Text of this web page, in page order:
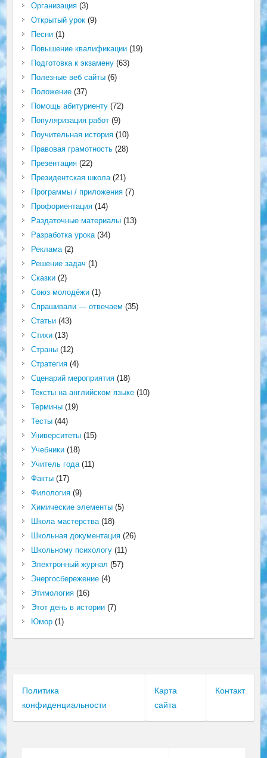
Организация(3)
Открытый урок(9)
Песни(1)
Повышение квалификации(19)
Подготовка к экзамену(63)
Полезные веб сайты(6)
Положение(37)
Помощь абитуриенту(72)
Популяризация работ(9)
Поучительная история(10)
Правовая грамотность(28)
Презентация(22)
Президентская школа(21)
Программы / приложения(7)
Профориентация(14)
Раздаточные материалы(13)
Разработка урока(34)
Реклама(2)
Решение задач (1)
Сказки(2)
Союз молодёжи(1)
Спрашивали — отвечаем (35)
Статьи(43)
Стихи(13)
Страны(12)
Стратегия(4)
Сценарий мероприятия(18)
Тексты на английском языке(10)
Термины(19)
Тесты(44)
Университеты(15)
Учебники(18)
Учитель года(11)
Факты(17)
Филология(9)
Химические элементы(5)
Школа мастерства(18)
Школьная документация(26)
Школьному психологу(11)
Электронный журнал (57)
Энергосбережение(4)
Этимология(16)
Этот день в истории(7)
Юмор(1)
Политика
конфиденциальности
Карта
сайта
Контакт